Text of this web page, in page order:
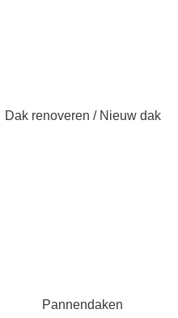
Dak renoveren / Nieuw dak
Pannendaken